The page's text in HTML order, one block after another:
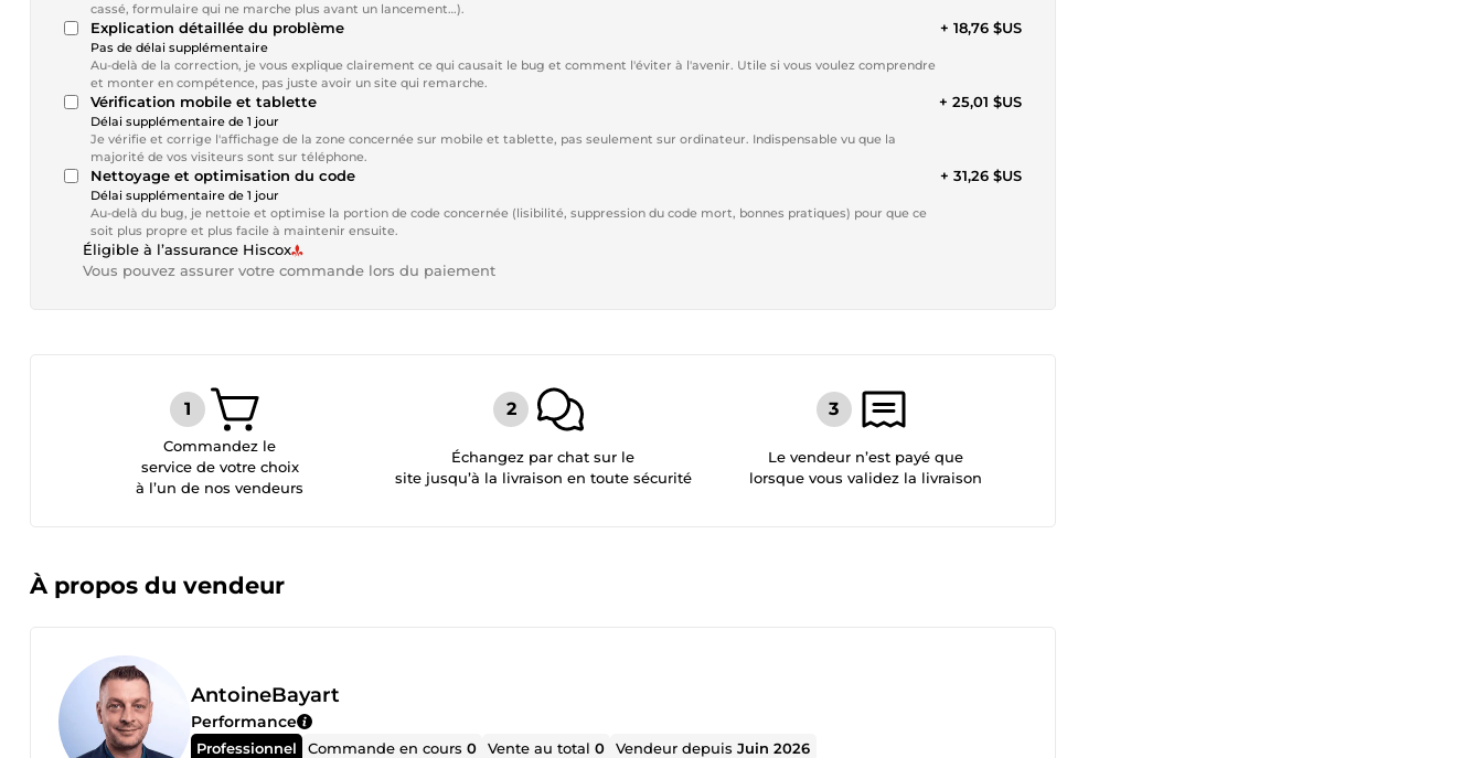
cassé, formulaire qui ne marche plus avant un lancement…).
Explication détaillée du problème
Pas de délai supplémentaire
Au-delà de la correction, je vous explique clairement ce qui causait le bug et comment l'éviter à l'avenir. Utile si vous voulez comprendre
et monter en compétence, pas juste avoir un site qui remarche.
+ 18,76 $US
Vérification mobile et tablette
Délai supplémentaire de 1 jour
Je vérifie et corrige l'affichage de la zone concernée sur mobile et tablette, pas seulement sur ordinateur. Indispensable vu que la
majorité de vos visiteurs sont sur téléphone.
+ 25,01 $US
Nettoyage et optimisation du code
Délai supplémentaire de 1 jour
Au-delà du bug, je nettoie et optimise la portion de code concernée (lisibilité, suppression du code mort, bonnes pratiques) pour que ce
soit plus propre et plus facile à maintenir ensuite.
+ 31,26 $US
Éligible à l’assurance Hiscox
Vous pouvez assurer votre commande lors du paiement
Commandez le
service de votre choix
à l’un de nos vendeurs
Échangez par chat sur le
site jusqu’à la livraison en toute sécurité
Le vendeur n’est payé que
lorsque vous validez la livraison
À propos du vendeur
AntoineBayart
Performance
Professionnel Commande en cours0 Vente au total0 Vendeur depuisJuin 2026